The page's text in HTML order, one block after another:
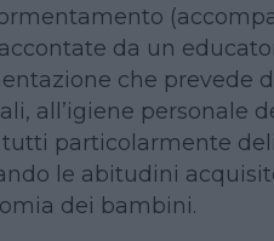
da un
che prevede
all’igiene personale
tutti particolarmente
le abitudini
dei bambini.